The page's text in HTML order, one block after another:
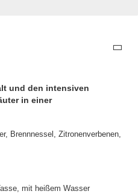
und den intensiven
in einer
Brennnessel, Zitronenverbenen,
mit heißem Wasser